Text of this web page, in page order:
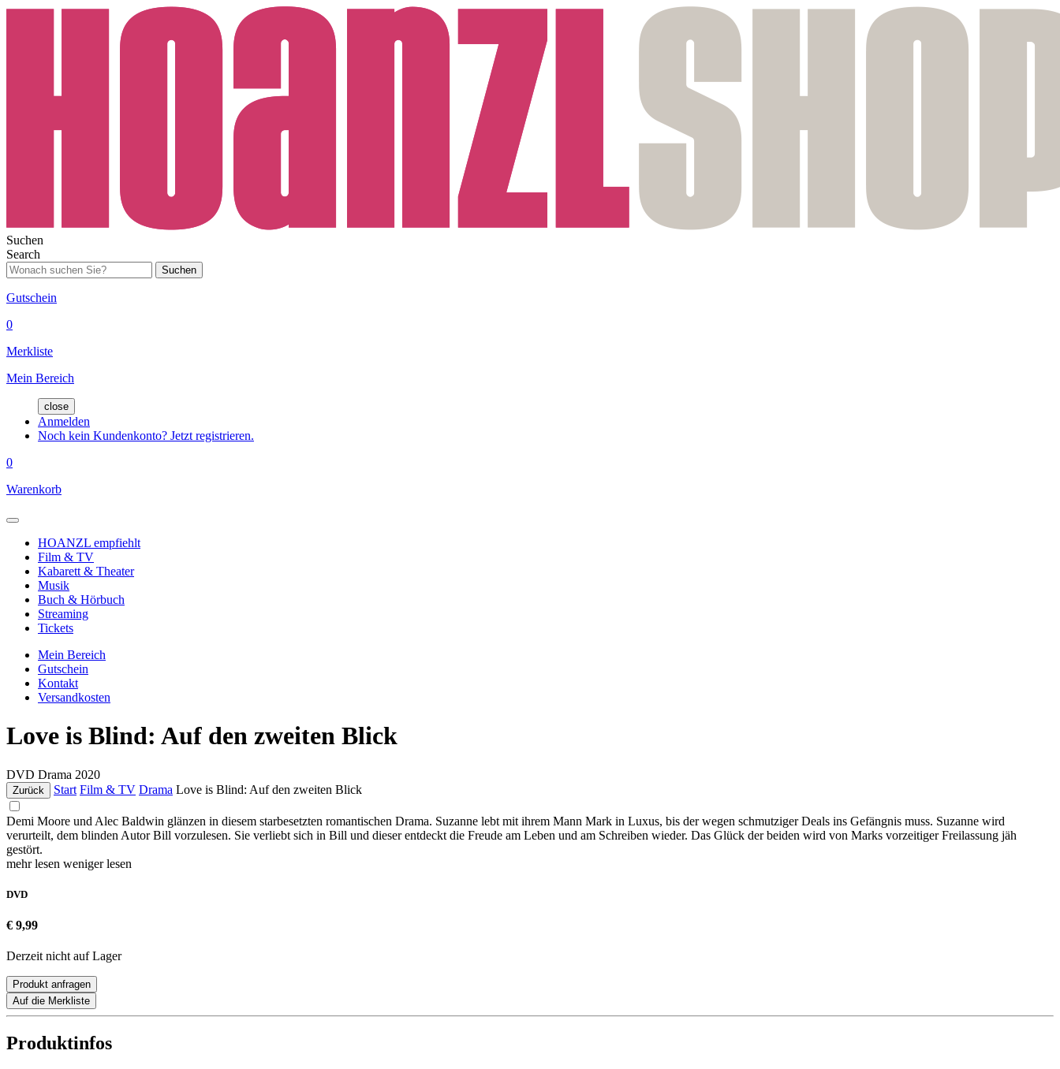
Suchen
Search
Suchen
Gutschein
0
Merkliste
Mein Bereich
close
Anmelden
Noch kein Kundenkonto? Jetzt registrieren.
0
Warenkorb
HOANZL empfiehlt
Film & TV
Kabarett & Theater
Musik
Buch & Hörbuch
Streaming
Tickets
Mein Bereich
Gutschein
Kontakt
Versandkosten
Love is Blind: Auf den zweiten Blick
DVD Drama 2020
Zurück Start Film & TV Drama Love is Blind: Auf den zweiten Blick
Demi Moore und Alec Baldwin glänzen in diesem starbesetzten romantischen Drama. Suzanne lebt mit ihrem Mann Mark in Luxus, bis der wegen schmutziger Deals ins Gefängnis muss. Suzanne wird
verurteilt, dem blinden Autor Bill vorzulesen. Sie verliebt sich in Bill und dieser entdeckt die Freude am Leben und am Schreiben wieder. Das Glück der beiden wird von Marks vorzeitiger Freilassung jäh
gestört.
mehr lesen weniger lesen
DVD
€ 9,99
Derzeit nicht auf Lager
Produkt anfragen
Auf die Merkliste
Produktinfos